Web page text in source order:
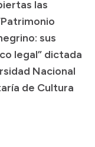
las
sus
legal” dictada
Nacional
de Cultura